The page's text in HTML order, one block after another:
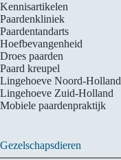
Kennisartikelen
Paardenkliniek
Paardentandarts
Hoefbevangenheid
Droes paarden
Paard kreupel
Lingehoeve Noord-Holland
Lingehoeve Zuid-Holland
Mobiele paardenpraktijk
Gezelschapsdieren